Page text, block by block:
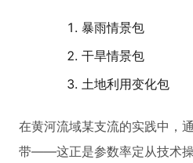
暴雨情景包
干旱情景包
土地利用变化包
在黄河流域某支流的实践中，
带——这正是参数率定从技术